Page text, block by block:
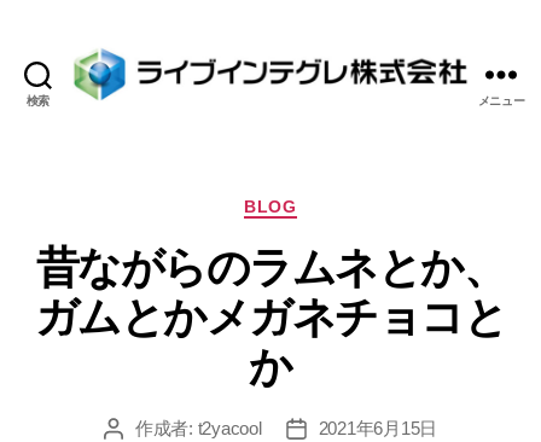
検索
イ
テ
グ
レ
株
式
会
社
メニュー
カ
ゴ
リ
ー
BLOG
昔ながらのラムネとか、
ガムとかメガネチョコと
か
投 作成者: t2yacool
投
2021年6月15日